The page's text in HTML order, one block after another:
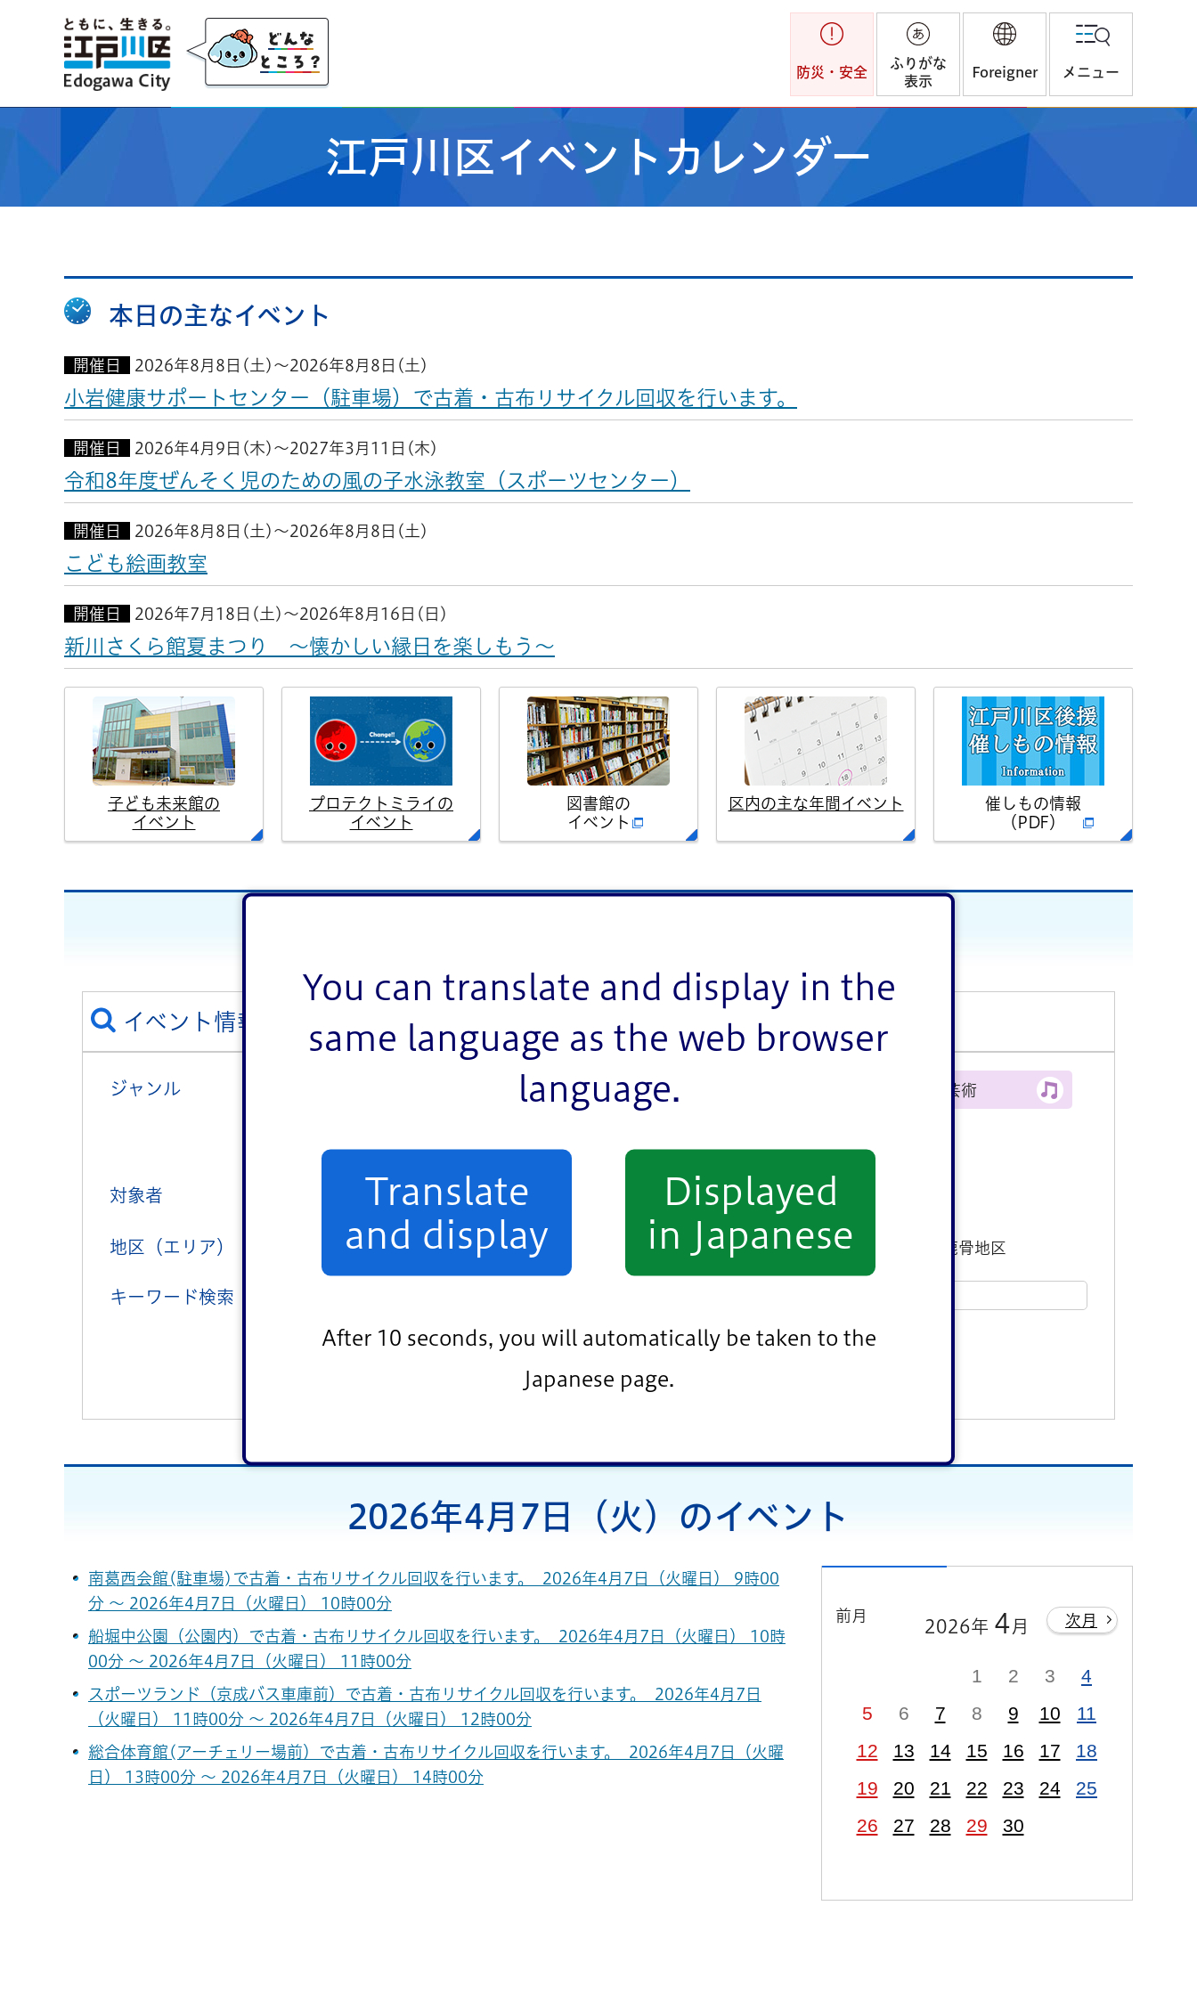
You can translate and display in the
same language as the web browser
language.
Translate
and display
Displayed
in Japanese
After 10 seconds, you will automatically be taken to the
Japanese page.
江戸川区
防災・安全
ふりがな
表示
Foreigner メニュー
江戸川区イベントカレンダー
本日の主なイベント
開催日 2026年8月8日(土)～2026年8月8日(土)
小岩健康サポートセンター（駐車場）で古着・古布リサイクル回収を行います。
開催日 2026年4月9日(木)～2027年3月11日(木)
令和8年度ぜんそく児のための風の子水泳教室（スポーツセンター）
開催日 2026年8月8日(土)～2026年8月8日(土)
こども絵画教室
開催日 2026年7月18日(土)～2026年8月16日(日)
新川さくら館夏まつり ～懐かしい縁日を楽しもう～
子ども未来館の
イベント
プロテクトミライの
イベント
図書館の
イベント
区内の主な年間イベント
催しもの情報
（PDF）
イベント情報を絞り込む
ジャンル お祭り 文化・芸術
対象者 熟年者向け
地区（エリア） 小松川・平井地区 小岩地区 東部地区 鹿骨地区
キーワード検索
2026年4月7日（火）のイベント
前月
2026年 4 月 次月
1 2 3
4
5
6 7 8 9 10
11
12
13 14 15 16 17
18
19
20 21 22 23 24
25
26
27 28 29 30
南葛西会館(駐車場)で古着・古布リサイクル回収を行います。 2026年4月7日（火曜日） 9時00
分 ～ 2026年4月7日（火曜日） 10時00分
船堀中公園（公園内）で古着・古布リサイクル回収を行います。 2026年4月7日（火曜日） 10時
00分 ～ 2026年4月7日（火曜日） 11時00分
スポーツランド（京成バス車庫前）で古着・古布リサイクル回収を行います。 2026年4月7日
（火曜日） 11時00分 ～ 2026年4月7日（火曜日） 12時00分
総合体育館(アーチェリー場前）で古着・古布リサイクル回収を行います。 2026年4月7日（火曜
日） 13時00分 ～ 2026年4月7日（火曜日） 14時00分